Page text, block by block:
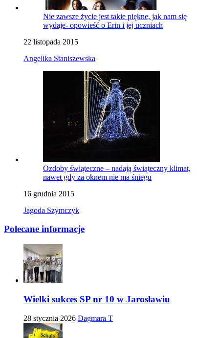
Nie zawsze życie jest takie piękne, jak nam się
wydaje- opowieść o Erin i jej uczniach
22 listopada 2015
Angelika Staniszewska
Ozdoby świąteczne – nadają świąteczny klimat,
nawet gdy za oknem nie ma śniegu
16 grudnia 2015
Jagoda Szymczyk
Polecane informacje
Wielki sukces SP nr 10 w Jarosławiu
28 stycznia 2026 Dagmara T